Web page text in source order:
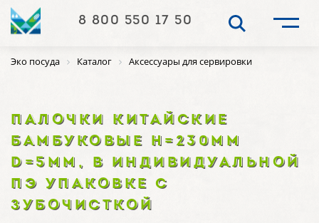
8 800 550 17 50
Эко посуда Каталог Аксессуары для сервировки
ПАЛОЧКИ КИТАЙСКИЕ
БАМБУКОВЫЕ H=230ММ
D=5ММ, В ИНДИВИДУАЛЬНОЙ
ПЭ УПАКОВКЕ С
ЗУБОЧИСТКОЙ